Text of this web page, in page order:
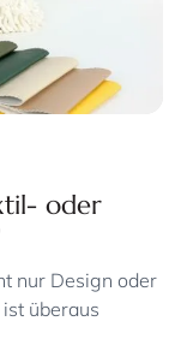
oder
nur Design oder
überaus